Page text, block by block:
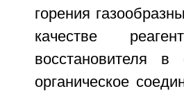
горения
качестве
восстановителя
органическое